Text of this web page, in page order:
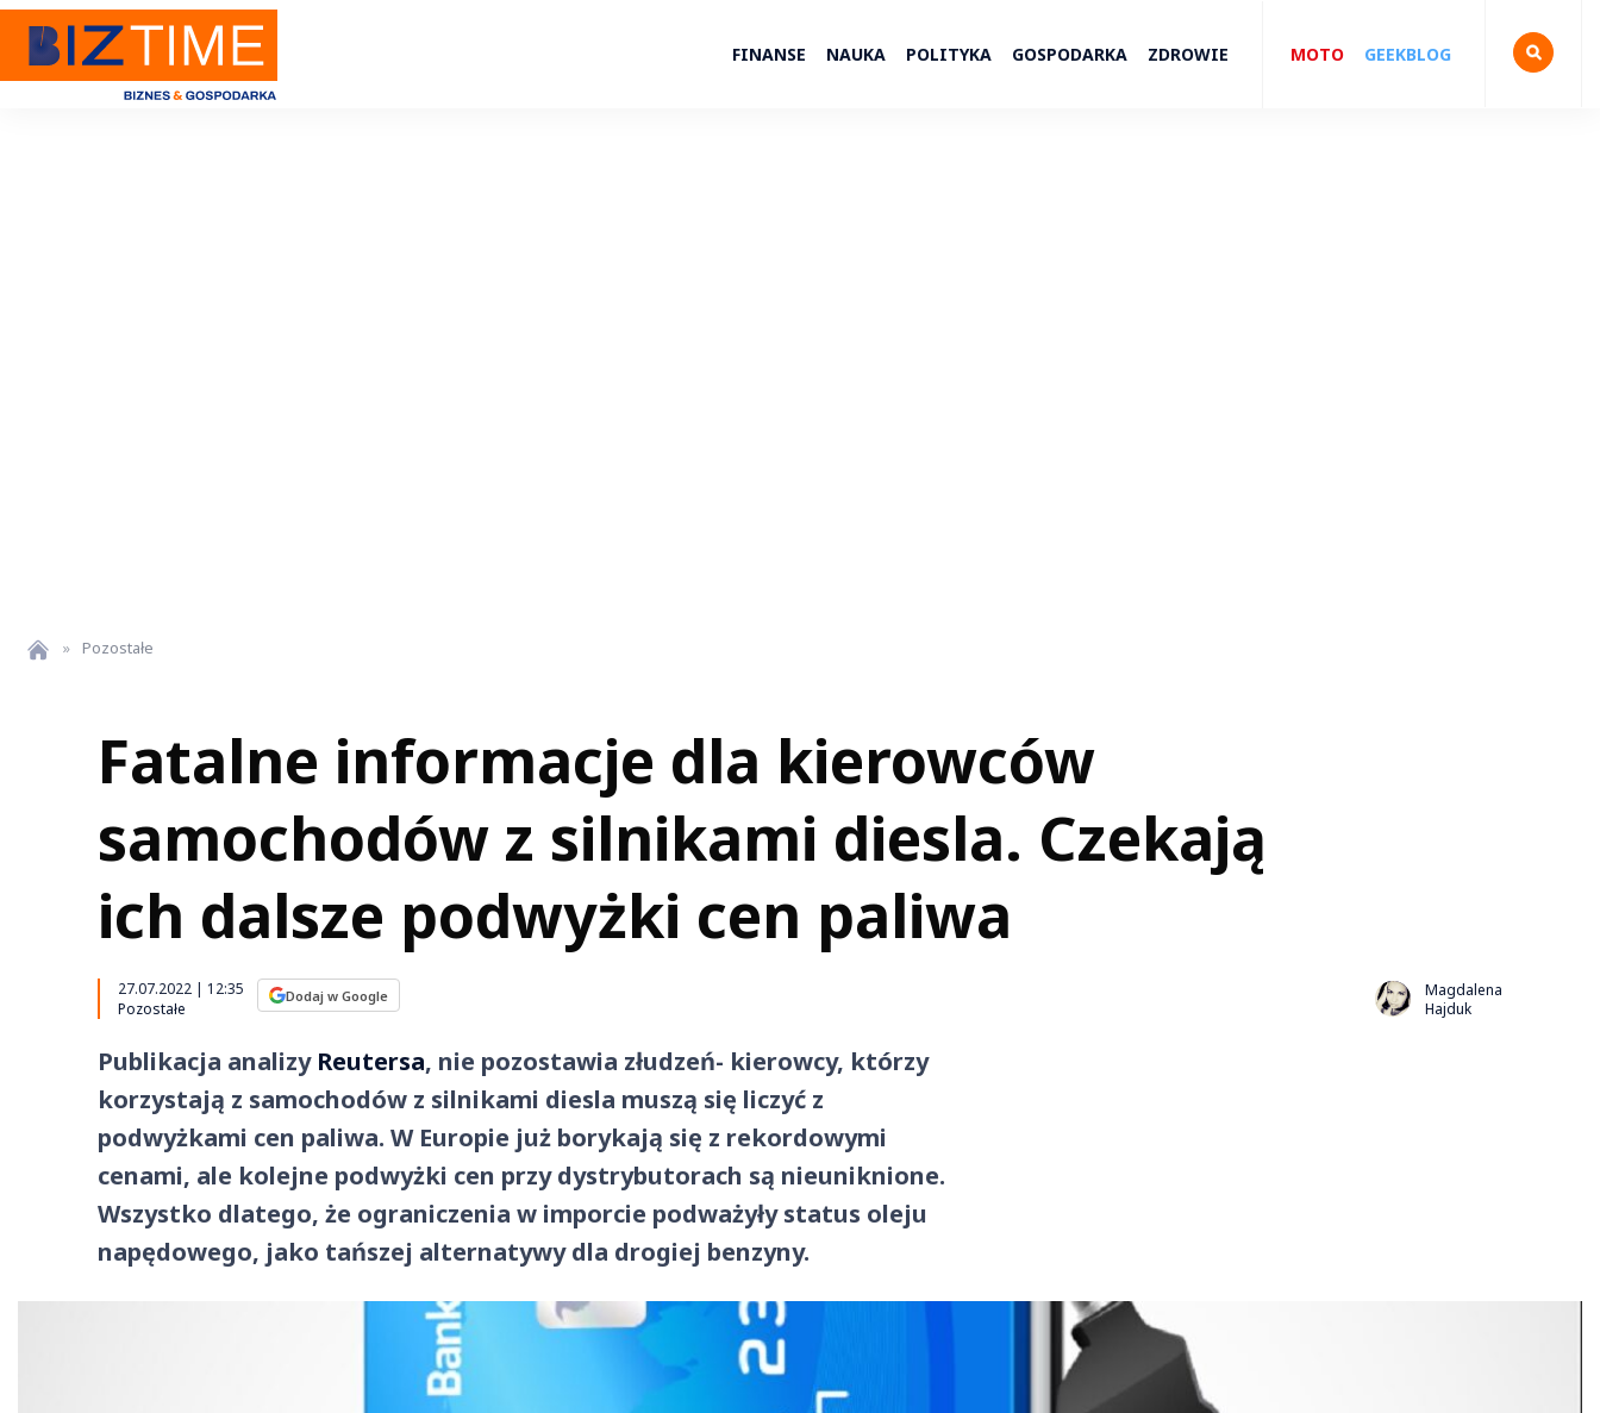
FINANSE NAUKA POLITYKA GOSPODARKA ZDROWIE MOTO GEEKBLOG
» Pozostałe
Fatalne informacje dla kierowców
samochodów z silnikami diesla. Czekają
ich dalsze podwyżki cen paliwa
27.07.2022 | 12:35
Pozostałe
Dodaj w Google
Magdalena
Hajduk
Publikacja analizy Reutersa, nie pozostawia złudzeń- kierowcy, którzy
korzystają z samochodów z silnikami diesla muszą się liczyć z
podwyżkami cen paliwa. W Europie już borykają się z rekordowymi
cenami, ale kolejne podwyżki cen przy dystrybutorach są nieuniknione.
Wszystko dlatego, że ograniczenia w imporcie podważyły status oleju
napędowego, jako tańszej alternatywy dla drogiej benzyny.